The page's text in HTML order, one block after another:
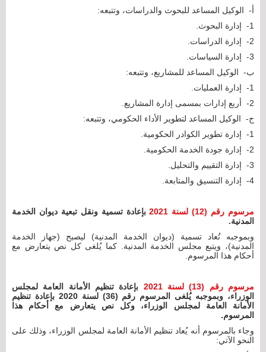
‌أ- الوكيل المساعد للبحوث والدراسات، وتتبعه:
1- ‌إدارة البحوث.
2- ‌إدارة الدراسات.
3- ‌إدارة السياسات.
‌ب- الوكيل المساعد للمشاريع، وتتبعه:
1- إدارة العمليات.
2- أربع إدارات بمسمى إدارة المشاريع.
‌ج- الوكيل المساعد لتطوير الأداء الحكومي، وتتبعه:
1- ‌إدارة تطوير الكوادر الحكومية.
2- ‌إدارة جودة الخدمة الحكومية.
3- ‌إدارة التقييم والتحليل.
4- ‌إدارة التنسيق والمتابعة.
مرسوم رقم (12) لسنة 2021
بإعادة تسمية ونقل تبعية ديوان الخدمة
المدنية.
وبموجبه تُعاد تسمية (ديوان الخدمة المدنية) ليصبح (جهاز الخدمة
المدنية)، ويتبع مجلس الخدمة المدنية. كما يُلغى كل نص يتعارض مع
أحكام هذا المرسوم.
مرسوم رقم (13) لسنة 2021
بإعادة تنظيم الأمانة العامة لمجلس
الوزراء، وبموجبه يُلغى المرسوم رقم (36) لسنة 2020 بإعادة تنظيم
الأمانة العامة لمجلس الوزراء، وكل نص يتعارض مع أحكام هذا
المرسوم.
وجاء بالمرسوم أنه يُعاد تنظيم الأمانة العامة لمجلس الوزراء، وذلك على
النحو الآتي: